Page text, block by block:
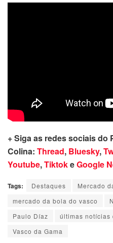
+ Siga as redes sociais do
Colina: Thread, Bluesky,
Youtube,TiktokeGoogle
Tags: Destaques
Mercado
mercado da bola do vasco
Paulo Díaz
últimas notícias
Vasco da Gama